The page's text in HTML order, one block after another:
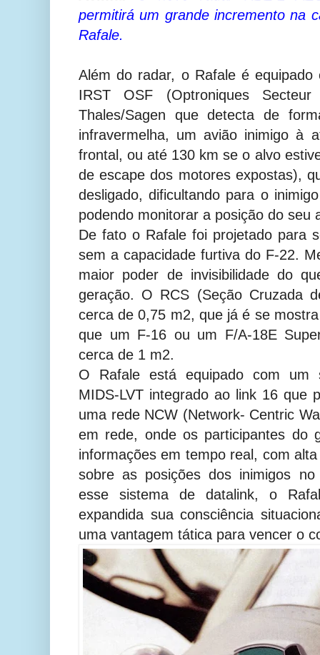
permitirá um grande incremento na
Rafale.
Além do radar, o Rafale é
IRST OSF (Optroniques
Thales/Sagen que detecta de
infravermelha, um avião inimigo à
frontal, ou até 130 km se o alvo
de escape dos motores expostas),
desligado, dificultando para o
podendo monitorar a posição do seu
De fato o Rafale foi projetado para
sem a capacidade furtiva do F-22.
maior poder de invisibilidade do
geração. O RCS (Seção Cruzada
cerca de 0,75 m2, que já é se
que um F-16 ou um F/A-18E
cerca de 1 m2.
O Rafale está equipado com um
MIDS-LVT integrado ao link 16 que
uma rede NCW (Network- Centric
em rede, onde os participantes do
informações em tempo real, com
sobre as posições dos inimigos
esse sistema de datalink, o
expandida sua consciência
uma vantagem tática para vencer o